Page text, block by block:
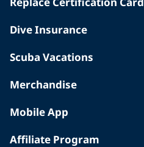
Dive Insurance
Scuba Vacations
Merchandise
Mobile App
Affiliate Program